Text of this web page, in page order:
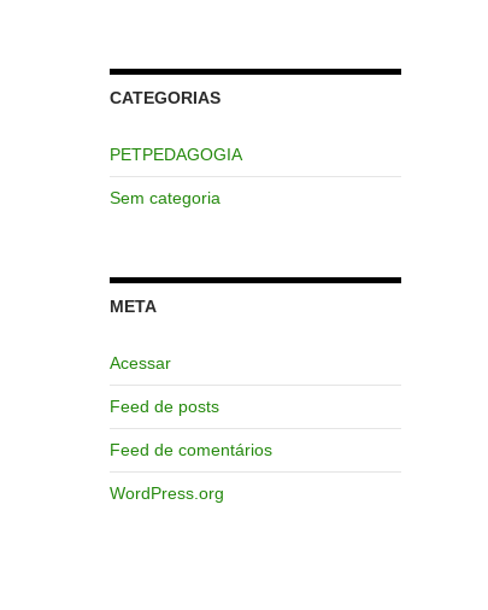
CATEGORIAS
PETPEDAGOGIA
Sem categoria
META
Acessar
Feed de posts
Feed de comentários
WordPress.org